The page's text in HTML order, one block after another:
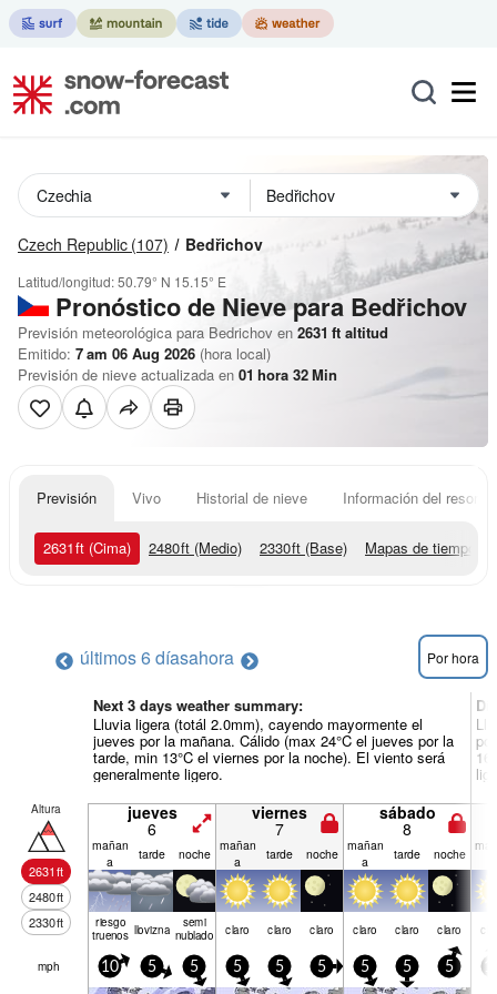
Czech Republic (107) Bedřichov
Latitud/longitud:50.79° N 15.15° E
Pronóstico de Nievepara Bedřichov
Previsión meteorológica para Bedrichov en 2631 ft altitud
Emitido: 7 am 06 Aug 2026 (hora local)
Previsión de nieve actualizada en 01 hora 32Min
Previsión Vivo Historial de nieve Información del resort
2631ft (Cima) 2480ft (Medio) 2330ft (Base) Mapas de tiempo
últimos 6 díasahora Por hora
Next 3 days weather summary:
Lluvia ligera (totál 2.0mm), cayendo mayormente el
jueves por la mañana. Cálido (max 24°C el jueves por la
tarde, min 13°C el viernes por la noche). El viento será
generalmente ligero.
Altura
2631ft
2480ft
2330ft
jueves
6
viernes
7
sábado
8
mañan
a
tarde noche mañan
a
tarde noche mañan
a
tarde noche
riesgo
truenos llov­izna semi
nublado claro claro claro claro claro claro
mph 10 5 5 5 5 5 5 5 5